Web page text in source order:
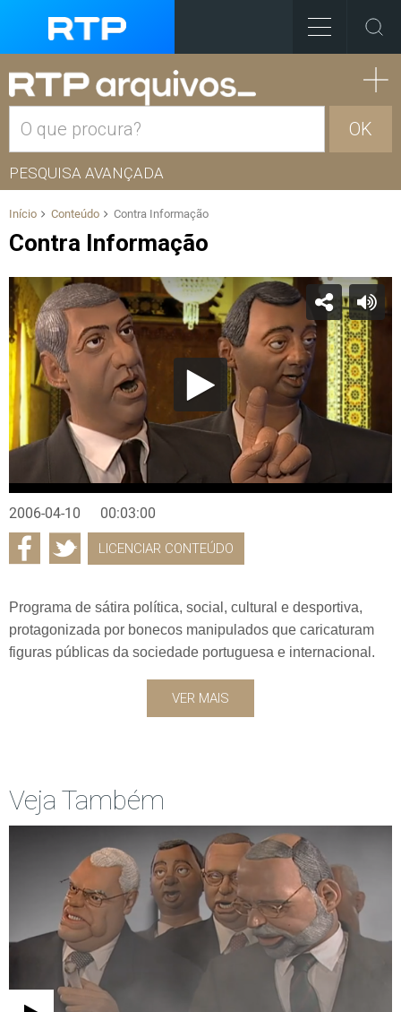
OK
PESQUISA AVANÇADA
Início Conteúdo Contra Informação
Contra Informação
2006-04-10 00:03:00
LICENCIAR CONTEÚDO
Programa de sátira política, social, cultural e desportiva,
protagonizada por bonecos manipulados que caricaturam
figuras públicas da sociedade portuguesa e internacional.
VER MAIS
Veja Também